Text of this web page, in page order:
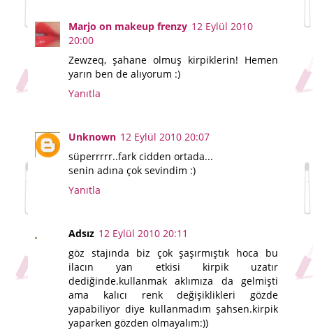
Marjo on makeup frenzy 12 Eylül 2010
20:00
Zewzeq, şahane olmuş kirpiklerin! Hemen
yarın ben de alıyorum :)
Yanıtla
Unknown 12 Eylül 2010 20:07
süperrrrr..fark cidden ortada...
senin adına çok sevindim :)
Yanıtla
Adsız 12 Eylül 2010 20:11
göz stajında biz çok şaşırmıştık hoca bu
ilacın yan etkisi kirpik uzatır
dediğinde.kullanmak aklımıza da gelmişti
ama kalıcı renk değişiklikleri gözde
yapabiliyor diye kullanmadım şahsen.kirpik
yaparken gözden olmayalım:))